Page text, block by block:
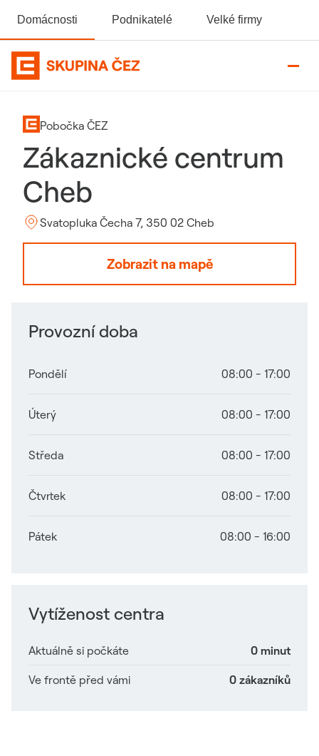
Domácnosti Podnikatelé Velké firmy
Pobočka ČEZ
Zákaznické centrum
Cheb
Svatopluka Čecha 7, 350 02 Cheb
Zobrazit na mapě
Provozní doba
Pondělí 08:00 - 17:00
Úterý 08:00 - 17:00
Středa 08:00 - 17:00
Čtvrtek 08:00 - 17:00
Pátek 08:00 - 16:00
Vytíženost centra
Aktuálně si počkáte 0 minut
Ve frontě před vámi 0 zákazníků